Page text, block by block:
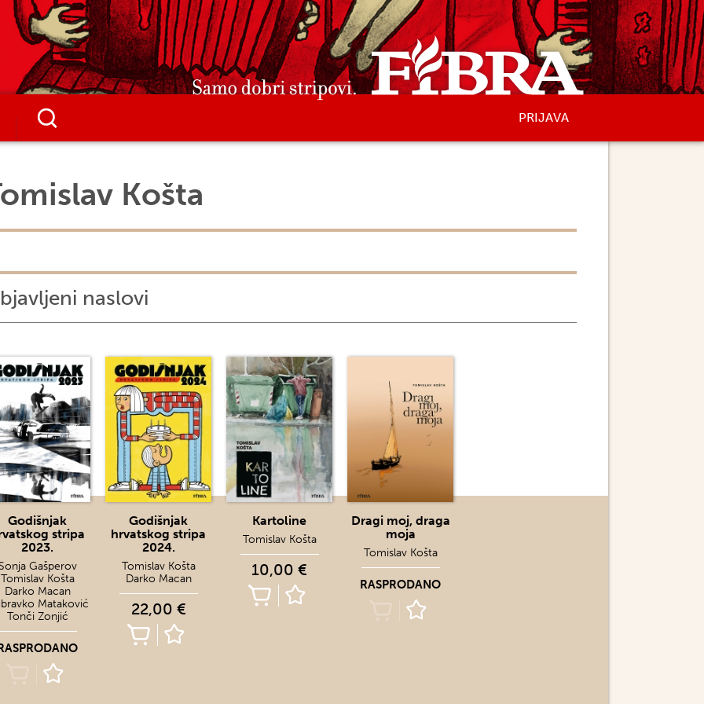
PRIJAVA
Košta
naslovi
Godišnjak
stripa
2023.
Sonja Gašperov
Tomislav Košta
Darko Macan
Mataković
Tonči Zonjić
Godišnjak
hrvatskog stripa
2024.
Tomislav Košta
Darko Macan
22,00 €
Kartoline
Tomislav Košta
10,00 €
Dragi moj, draga
moja
Tomislav Košta
RASPRODANO